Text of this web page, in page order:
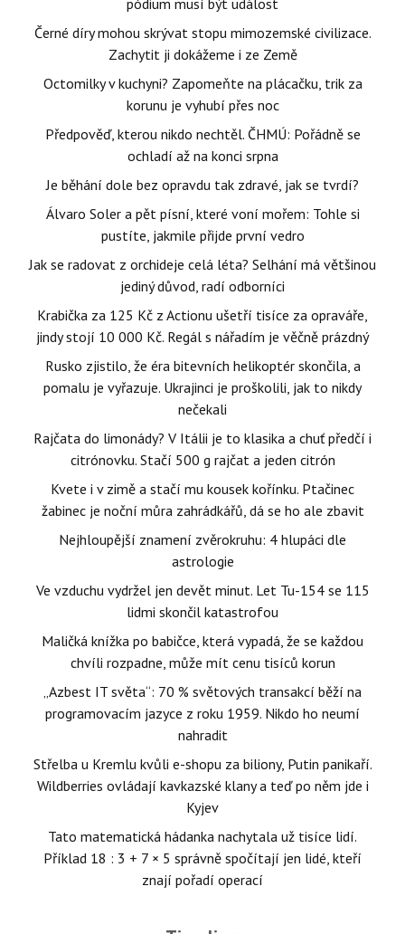
Černé díry mohou skrývat stopu mimozemské civilizace.
Zachytit ji dokážeme i ze Země
Octomilky v kuchyni? Zapomeňte na plácačku, trik za
korunu je vyhubí přes noc
Předpověď, kterou nikdo nechtěl. ČHMÚ: Pořádně se
ochladí až na konci srpna
Je běhání dole bez opravdu tak zdravé, jak se tvrdí?
Álvaro Soler a pět písní, které voní mořem: Tohle si
pustíte, jakmile přijde první vedro
Jak se radovat z orchideje celá léta? Selhání má většinou
jediný důvod, radí odborníci
Krabička za 125 Kč z Actionu ušetří tisíce za opraváře,
jindy stojí 10 000 Kč. Regál s nářadím je věčně prázdný
Rusko zjistilo, že éra bitevních helikoptér skončila, a
pomalu je vyřazuje. Ukrajinci je proškolili, jak to nikdy
nečekali
Rajčata do limonády? V Itálii je to klasika a chuť předčí i
citrónovku. Stačí 500 g rajčat a jeden citrón
Kvete i v zimě a stačí mu kousek kořínku. Ptačinec
žabinec je noční můra zahrádkářů, dá se ho ale zbavit
Nejhloupější znamení zvěrokruhu: 4 hlupáci dle
astrologie
Ve vzduchu vydržel jen devět minut. Let Tu-154 se 115
lidmi skončil katastrofou
Maličká knížka po babičce, která vypadá, že se každou
chvíli rozpadne, může mít cenu tisíců korun
„Azbest IT světa“: 70 % světových transakcí běží na
programovacím jazyce z roku 1959. Nikdo ho neumí
nahradit
Střelba u Kremlu kvůli e-shopu za biliony, Putin panikaří.
Wildberries ovládají kavkazské klany a teď po něm jde i
Kyjev
Tato matematická hádanka nachytala už tisíce lidí.
Příklad 18 : 3 + 7 × 5 správně spočítají jen lidé, kteří
znají pořadí operací